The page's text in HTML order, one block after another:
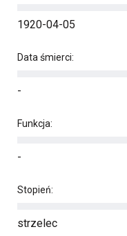
1920-04-05
Data śmierci:
-
Funkcja:
-
Stopień:
strzelec